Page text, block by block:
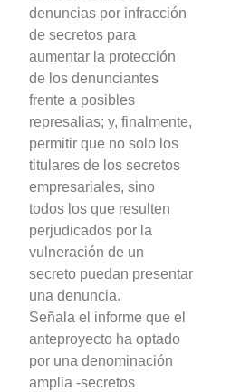
denuncias por infracción
de secretos para
aumentar la protección
de los denunciantes
frente a posibles
represalias; y, finalmente,
permitir que no solo los
titulares de los secretos
empresariales, sino
todos los que resulten
perjudicados por la
vulneración de un
secreto puedan presentar
una denuncia.
Señala el informe que el
anteproyecto ha optado
por una denominación
amplia -secretos